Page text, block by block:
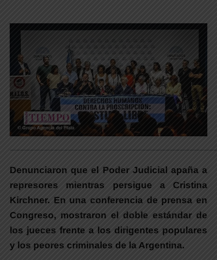
Denunciaron que el Poder Judicial apaña a
represores mientras persigue a Cristina
Kirchner. En una conferencia de prensa en
Congreso, mostraron el doble estándar de
los jueces frente a los dirigentes populares
y los peores criminales de la Argentina.